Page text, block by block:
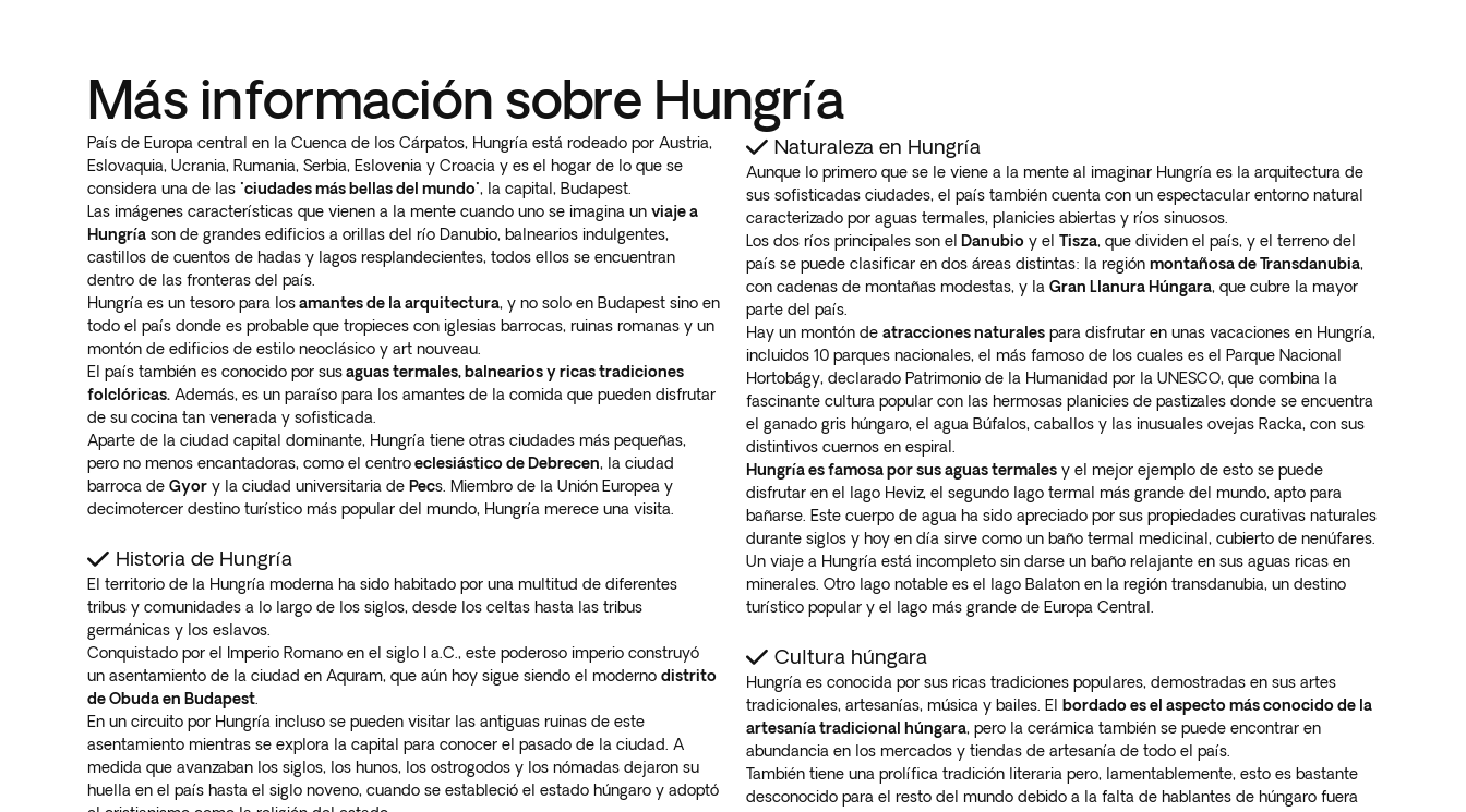
Más información sobre Hungría
País de Europa central en la Cuenca de los Cárpatos, Hungría está rodeado por Austria,
Eslovaquia, Ucrania, Rumania, Serbia, Eslovenia y Croacia y es el hogar de lo que se
considera una de las "ciudades más bellas del mundo", la capital, Budapest.
Las imágenes características que vienen a la mente cuando uno se imagina un viaje a
Hungría son de grandes edificios a orillas del río Danubio, balnearios indulgentes,
castillos de cuentos de hadas y lagos resplandecientes, todos ellos se encuentran
dentro de las fronteras del país.
Hungría es un tesoro para losamantes de la arquitectura, y no solo en Budapest sino en
todo el país donde es probable que tropieces con iglesias barrocas, ruinas romanas y un
montón de edificios de estilo neoclásico y art nouveau.
El país también es conocido por susaguas termales, balnearios y ricas tradiciones
folclóricas. Además, es un paraíso para los amantes de la comida que pueden disfrutar
de su cocina tan venerada y sofisticada.
Aparte de la ciudad capital dominante, Hungría tiene otras ciudades más pequeñas,
pero no menos encantadoras, como el centroeclesiástico de Debrecen, la ciudad
barroca de Gyor y la ciudad universitaria de Pecs. Miembro de la Unión Europea y
decimotercer destino turístico más popular del mundo, Hungría merece una visita.
Historia de Hungría
El territorio de la Hungría moderna ha sido habitado por una multitud de diferentes
tribus y comunidades a lo largo de los siglos, desde los celtas hasta las tribus
germánicas y los eslavos.
Conquistado por el Imperio Romano en el siglo I a.C., este poderoso imperio construyó
un asentamiento de la ciudad en Aquram, que aún hoy sigue siendo el moderno distrito
de Obuda en Budapest
En un circuito por Hungría incluso se pueden visitar las antiguas ruinas de este
asentamiento mientras se explora la capital para conocer el pasado de la ciudad. A
medida que avanzaban los siglos, los hunos, los ostrogodos y los nómadas dejaron su
huella en el país hasta el siglo noveno, cuando se estableció el estado húngaro y adoptó
Naturaleza en Hungría
Aunque lo primero que se le viene a la mente al imaginar Hungría es la arquitectura de
sus sofisticadas ciudades, el país también cuenta con un espectacular entorno natural
caracterizado por aguas termales, planicies abiertas y ríos sinuosos.
Los dos ríos principales son el Danubio y el Tisza, que dividen el país, y el terreno del
país se puede clasificar en dos áreas distintas: la región montañosa de Transdanubia,
con cadenas de montañas modestas, y la Gran Llanura Húngara, que cubre la mayor
parte del país.
Hay un montón de atracciones naturales para disfrutar en unas vacaciones en Hungría,
incluidos 10 parques nacionales, el más famoso de los cuales es el Parque Nacional
Hortobágy, declarado Patrimonio de la Humanidad por la UNESCO, que combina la
fascinante cultura popular con las hermosas planicies de pastizales donde se encuentra
el ganado gris húngaro, el agua Búfalos, caballos y las inusuales ovejas Racka, con sus
distintivos cuernos en espiral.
Hungría es famosa por sus aguas termales y el mejor ejemplo de esto se puede
disfrutar en el lago Heviz, el segundo lago termal más grande del mundo, apto para
bañarse. Este cuerpo de agua ha sido apreciado por sus propiedades curativas naturales
durante siglos y hoy en día sirve como un baño termal medicinal, cubierto de nenúfares.
Un viaje a Hungría está incompleto sin darse un baño relajante en sus aguas ricas en
minerales. Otro lago notable es el lago Balaton en la región transdanubia, un destino
turístico popular y el lago más grande de Europa Central.
Cultura húngara
Hungría es conocida por sus ricas tradiciones populares, demostradas en sus artes
tradicionales, artesanías, música y bailes. El
bordado es el aspecto más conocido de la
artesanía tradicional húngara, pero la cerámica también se puede encontrar en
abundancia en los mercados y tiendas de artesanía de todo el país.
También tiene una prolífica tradición literaria pero, lamentablemente, esto es bastante
desconocido para el resto del mundo debido a la falta de hablantes de húngaro fuera